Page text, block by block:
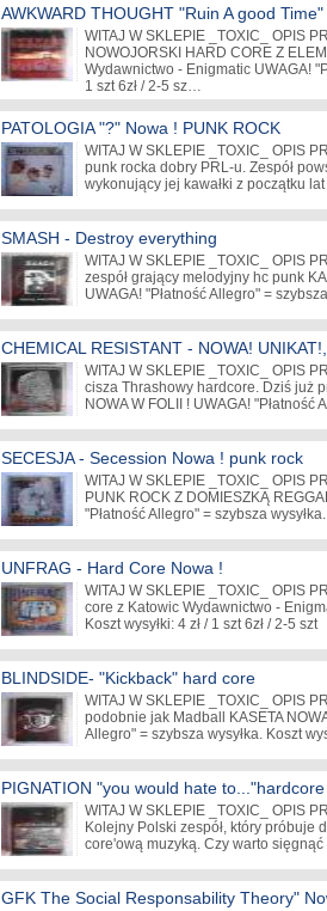
AWKWARD THOUGHT "Ruin A good Time"
WITAJ W SKLEPIE _TOXIC_ OPIS
NOWOJORSKI HARD CORE Z
Wydawnictwo - Enigmatic UWAGA!
1 szt 6zł / 2-5 sz…
PATOLOGIA "?" Nowa ! PUNK ROCK
WITAJ W SKLEPIE _TOXIC_ OPIS
punk rocka dobry PRL-u. Zespół
wykonujący jej kawałki z początku
SMASH - Destroy everything
WITAJ W SKLEPIE _TOXIC_ OPIS
zespół grający melodyjny hc punk
UWAGA! "Płatność Allegro" =
CHEMICAL RESISTANT - NOWA!
WITAJ W SKLEPIE _TOXIC_ OPIS
cisza Thrashowy hardcore. Dziś już
NOWA W FOLII ! UWAGA! "Płatność
SECESJA - Secession Nowa ! punk rock
WITAJ W SKLEPIE _TOXIC_ OPIS
PUNK ROCK Z DOMIESZKĄ
"Płatność Allegro" = szybsza
UNFRAG - Hard Core Nowa !
WITAJ W SKLEPIE _TOXIC_ OPIS
core z Katowic Wydawnictwo -
Koszt wysyłki: 4 zł / 1 szt 6zł / 2-5 szt
BLINDSIDE- "Kickback" hard core
WITAJ W SKLEPIE _TOXIC_ OPIS
podobnie jak Madball KASETA
Allegro" = szybsza wysyłka. Koszt
PIGNATION "you would hate to..."hardcore
WITAJ W SKLEPIE _TOXIC_ OPIS
Kolejny Polski zespół, który próbuje
core'ową muzyką. Czy warto
GFK The Social Responsability Theory"